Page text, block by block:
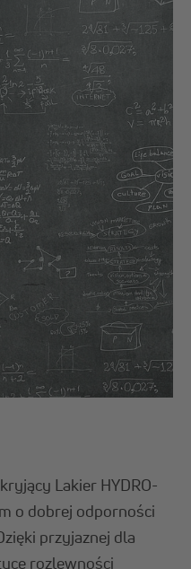
Lakier HYDRO-
o dobrej odporności
przyjaznej dla
rozlewności